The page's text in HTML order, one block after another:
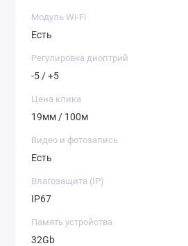
Модуль Wi-Fi
Есть
Регулировка диоптрий
-5 / +5
Цена клика
19мм / 100м
Видео и фотозапись
Есть
Влагозащита (IP)
IP67
Память устройства
32Gb